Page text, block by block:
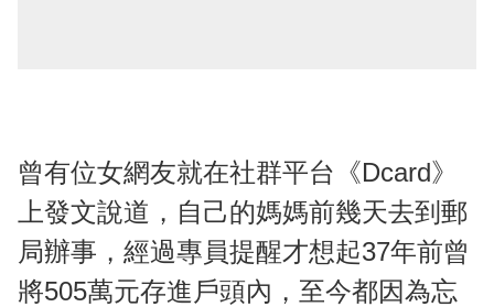
曾有位女網友就在社群平台《Dcard》
上發文說道，自己的媽媽前幾天去到郵
局辦事，經過專員提醒才想起37年前曾
將505萬元存進戶頭內，至今都因為忘